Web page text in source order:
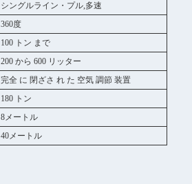
シングルライン・プル,多速
360度
100 トン まで
200 から 600 リッター
完全 に 閉ざさ れ た 空気 調節 装置
180 トン
8メートル
40メートル